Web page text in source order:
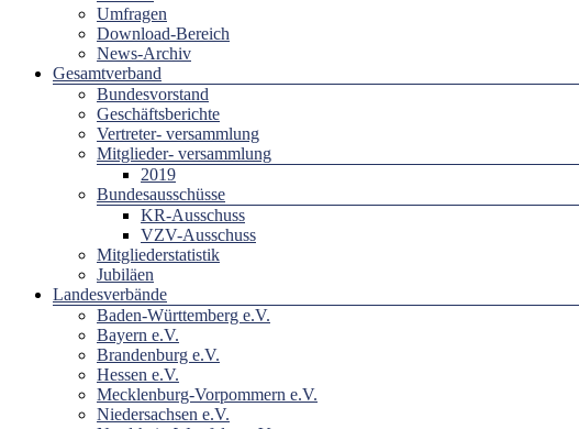
Umfragen
Download-Bereich
News-Archiv
Gesamtverband
Bundesvorstand
Geschäftsberichte
Vertreter- versammlung
Mitglieder- versammlung
2019
Bundesausschüsse
KR-Ausschuss
VZV-Ausschuss
Mitgliederstatistik
Jubiläen
Landesverbände
Baden-Württemberg e.V.
Bayern e.V.
Brandenburg e.V.
Hessen e.V.
Mecklenburg-Vorpommern e.V.
Niedersachsen e.V.